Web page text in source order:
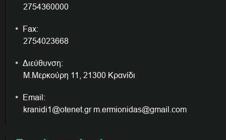
2754360000
Fax:
2754023668
Διεύθυνση:
Μ.Μερκούρη 11, 21300 Κρανίδι
Email:
kranidi1@otenet.gr m.ermionidas@gmail.com